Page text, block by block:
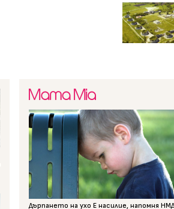
Дърпането на ухо Е насилие, напомня